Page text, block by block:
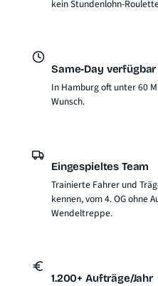
kein Stundenlohn-
Same-Day verfügbar
In Hamburg oft unter 60
Wunsch.
Eingespieltes Team
Trainierte Fahrer und
kennen, vom 4. OG ohne
Wendeltreppe.
1.200+ Aufträge/Jahr